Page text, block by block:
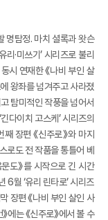
명탐정. 마치 셜록과 왓슨
·미쓰기’ 시리즈로 불리
시 연재한 《나비 부인 살
왕좌를 넘겨주고 사라졌
탐미적인 작풍을 넘어서
다이치 고스케’ 시리즈의
장편 《신주로》와 마지
로도 전 작품을 통틀어 베
도》를 시작으로 긴 시간
6월 ‘유리 린타로’ 시리즈
장편 《나비 부인 살인 사
에는 《신주로》에서 볼 수